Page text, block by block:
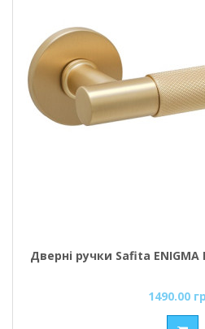
Дверні ручки Safita ENIGMA
1490.00